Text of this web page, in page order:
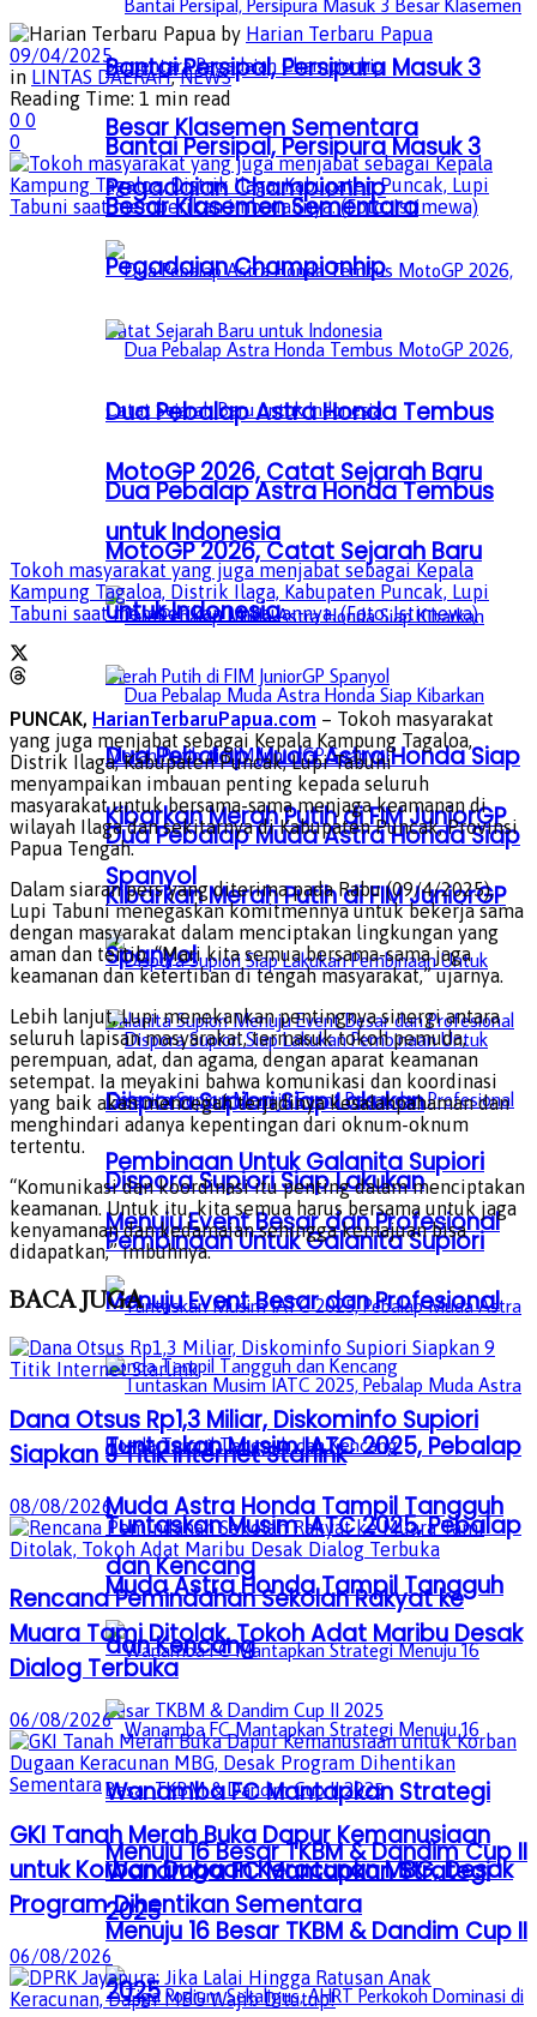
Bantai Persipal, Persipura Masuk 3
Besar Klasemen Sementara
Pegadaian Championhip
Dua Pebalap Astra Honda Tembus
MotoGP 2026, Catat Sejarah Baru
untuk Indonesia
Dua Pebalap Muda Astra Honda Siap
Kibarkan Merah Putih di FIM JuniorGP
Spanyol
Dispora Supiori Siap Lakukan
Pembinaan Untuk Galanita Supiori
Menuju Event Besar dan Profesional
Tuntaskan Musim IATC 2025, Pebalap
Muda Astra Honda Tampil Tangguh
dan Kencang
Wanamba FC Mantapkan Strategi
Menuju 16 Besar TKBM & Dandim Cup II
2025
Bantai Persipal, Persipura Masuk 3
Besar Klasemen Sementara
Pegadaian Championhip
Dua Pebalap Astra Honda Tembus
MotoGP 2026, Catat Sejarah Baru
untuk Indonesia
Dua Pebalap Muda Astra Honda Siap
Kibarkan Merah Putih di FIM JuniorGP
Spanyol
Dispora Supiori Siap Lakukan
Pembinaan Untuk Galanita Supiori
Menuju Event Besar dan Profesional
Tuntaskan Musim IATC 2025, Pebalap
Muda Astra Honda Tampil Tangguh
dan Kencang
Wanamba FC Mantapkan Strategi
Menuju 16 Besar TKBM & Dandim Cup II
2025
by Harian Terbaru Papua
09/04/2025
in LINTAS DAERAH,NEWS
Reading Time: 1 min read
0 0
0
Tokoh masyarakat yang juga menjabat sebagai Kepala
Kampung Tagaloa, Distrik Ilaga, Kabupaten Puncak, Lupi
Tabuni saat memberikan imbauannya. (Foto: Istimewa)
PUNCAK, HarianTerbaruPapua.com – Tokoh masyarakat
yang juga menjabat sebagai Kepala Kampung Tagaloa,
Distrik Ilaga, Kabupaten Puncak, Lupi Tabuni
menyampaikan imbauan penting kepada seluruh
masyarakat untuk bersama-sama menjaga keamanan di
wilayah Ilaga dan sekitarnya di Kabupaten Puncak, Provinsi
Papua Tengah.
Dalam siaran pers yang diterima pada Rabu (09/4/2025),
Lupi Tabuni menegaskan komitmennya untuk bekerja sama
dengan masyarakat dalam menciptakan lingkungan yang
aman dan tertib. “Mari kita semua bersama-sama jaga
keamanan dan ketertiban di tengah masyarakat,” ujarnya.
Lebih lanjut, Lupi menekankan pentingnya sinergi antara
seluruh lapisan masyarakat, termasuk tokoh pemuda,
perempuan, adat, dan agama, dengan aparat keamanan
setempat. Ia meyakini bahwa komunikasi dan koordinasi
yang baik akan mencegah terjadinya kesalahpahaman dan
menghindari adanya kepentingan dari oknum-oknum
tertentu.
“Komunikasi dan koordinasi itu penting dalam menciptakan
keamanan. Untuk itu, kita semua harus bersama untuk jaga
kenyamanan dan kedamaian sehingga kemajuan bisa
didapatkan,” imbuhnya.
BACAJUGA
Dana Otsus Rp1,3 Miliar, Diskominfo Supiori
Siapkan 9 Titik Internet Starlink
08/08/2026
Rencana Pemindahan Sekolah Rakyat ke
Muara Tami Ditolak, Tokoh Adat Maribu Desak
Dialog Terbuka
06/08/2026
GKI Tanah Merah Buka Dapur Kemanusiaan
untuk Korban Dugaan Keracunan MBG, Desak
Program Dihentikan Sementara
06/08/2026